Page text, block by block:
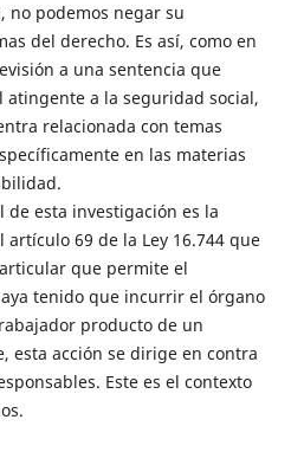
no podemos negar su
del derecho. Es así, como en
a una sentencia que
a la seguridad social,
relacionada con temas
en las materias
esta investigación es la
69 de la Ley 16.744 que
que permite el
tenido que incurrir el órgano
producto de un
esta acción se dirige en contra
Este es el contexto